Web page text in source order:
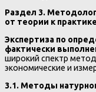
Раздел 3.
от теории к практике
Экспертиза по
фактически
широкий спектр
экономические и
3.1. Методы